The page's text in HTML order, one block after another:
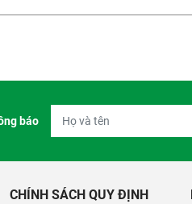
báo
CHÍNH SÁCH QUY ĐỊNH